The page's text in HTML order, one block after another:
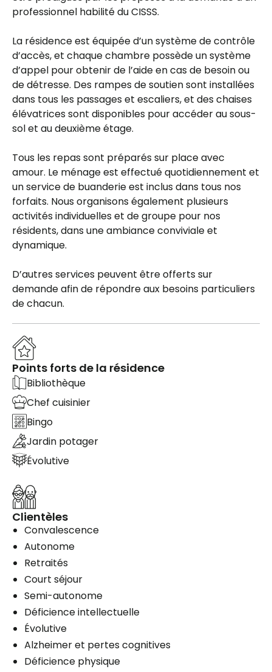
professionnel habilité du CISSS.
La résidence est équipée d’un système de contrôle
d’accès, et chaque chambre possède un système
d’appel pour obtenir de l’aide en cas de besoin ou
de détresse. Des rampes de soutien sont installées
dans tous les passages et escaliers, et des chaises
élévatrices sont disponibles pour accéder au sous-
sol et au deuxième étage.
Tous les repas sont préparés sur place avec
amour. Le ménage est effectué quotidiennement et
un service de buanderie est inclus dans tous nos
forfaits. Nous organisons également plusieurs
activités individuelles et de groupe pour nos
résidents, dans une ambiance conviviale et
dynamique.
D’autres services peuvent être offerts sur
demande afin de répondre aux besoins particuliers
de chacun.
Points forts de la résidence
Bibliothèque
Chef cuisinier
Bingo
Jardin potager
Évolutive
Clientèles
Convalescence
Autonome
Retraités
Court séjour
Semi-autonome
Déficience intellectuelle
Évolutive
Alzheimer et pertes cognitives
Déficience physique